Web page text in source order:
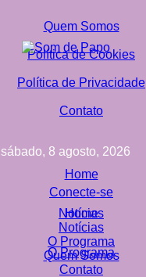
Quem Somos
Política de Cookies
Política de Privacidade
Contato
sábado, 8 agosto, 2026
Conecte-se
Home
Notícias
O Programa
Home
Notícias
O Programa
Quem Somos
Contato